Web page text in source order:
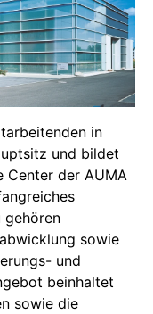
in
und bildet
der AUMA
gehören
sowie
und
beinhaltet
sowie die